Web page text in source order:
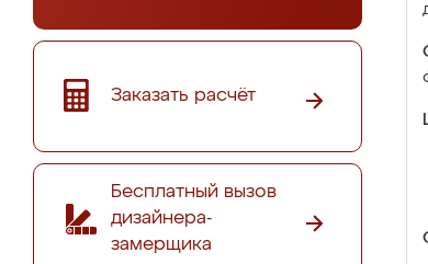
Заказать расчёт
Бесплатный вызов
дизайнера-
замерщика